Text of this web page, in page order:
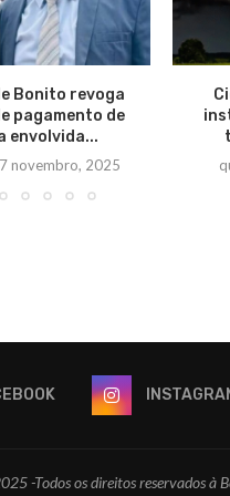
Bonito revoga
pagamento de
envolvida...
novembro, 2025
-Todos os direitos reservados à